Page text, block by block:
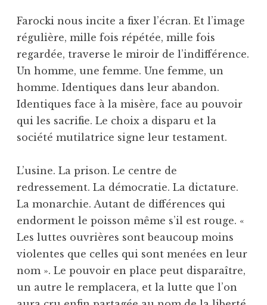
Farocki nous incite a fixer l’écran. Et l’image
régulière, mille fois répétée, mille fois
regardée, traverse le miroir de l’indifférence.
Un homme, une femme. Une femme, un
homme. Identiques dans leur abandon.
Identiques face à la misère, face au pouvoir
qui les sacrifie. Le choix a disparu et la
société mutilatrice signe leur testament.
L’usine. La prison. Le centre de
redressement. La démocratie. La dictature.
La monarchie. Autant de différences qui
endorment le poisson même s’il est rouge. «
Les luttes ouvrières sont beaucoup moins
violentes que celles qui sont menées en leur
nom ». Le pouvoir en place peut disparaître,
un autre le remplacera, et la lutte que l’on